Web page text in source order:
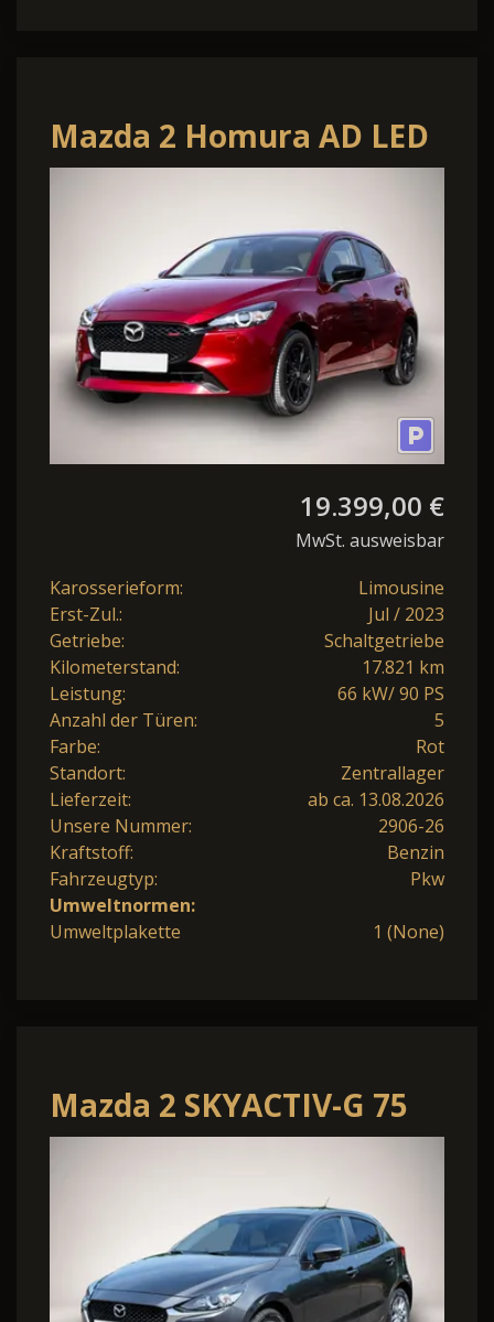
Mazda 2 Homura AD LED
Apple CarPlay Android
Auto Musik
19.399,00 €
MwSt. ausweisbar
Karosserieform:
Limousine
Erst-Zul.:
Jul / 2023
Getriebe:
Schaltgetriebe
Kilometerstand:
17.821 km
Leistung:
66 kW/ 90 PS
Anzahl der Türen:
5
Farbe:
Rot
Standort:
Zentrallager
Lieferzeit:
ab ca. 13.08.2026
Unsere Nummer:
2906-26
Kraftstoff:
Benzin
Fahrzeugtyp:
Pkw
Umweltnormen:
Umweltplakette
1 (None)
Mazda 2 SKYACTIV-G 75
6GS EXCLUSIVE-Line LED